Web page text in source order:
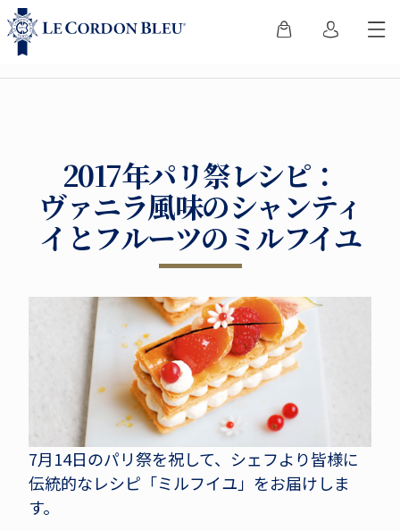
2017年パリ祭レシピ：
ヴァニラ風味のシャンティ
イとフルーツのミルフイユ
7月14日のパリ祭を祝して、シェフより皆様に
伝統的なレシピ「ミルフイユ」をお届けしま
す。